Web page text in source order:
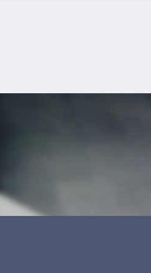
自己破産 債務整理
交通事故 弁護士 メリット デメリ
ット